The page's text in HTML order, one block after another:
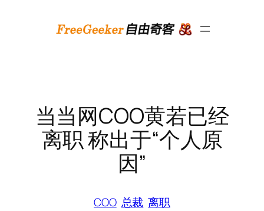
当当网COO黄若已经
离职 称出于“个人原
因”
COO 总裁 离职